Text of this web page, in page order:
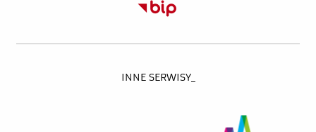
INNE SERWISY_